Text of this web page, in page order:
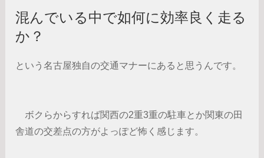
混んでいる中で如何に効率良く走る
か？
という名古屋独自の交通マナーにあると思うんです。
ボクらからすれば関西の2重3重の駐車とか関東の田
舎道の交差点の方がよっぽど怖く感じます。